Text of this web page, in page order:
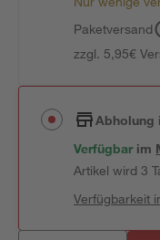
Paketversand
zzgl. 5,95€
Abholung
Verfügbar im
Artikel wird 3
Verfügbarkeit